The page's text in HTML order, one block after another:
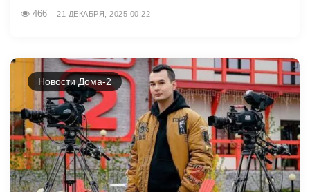
466 21 ДЕКАБРЯ, 2025 00:22
Новости Дома-2